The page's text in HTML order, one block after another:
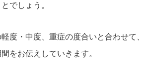
でしょう。
度・中度、重症の度合いと合わせて、
をお伝えしていきます。